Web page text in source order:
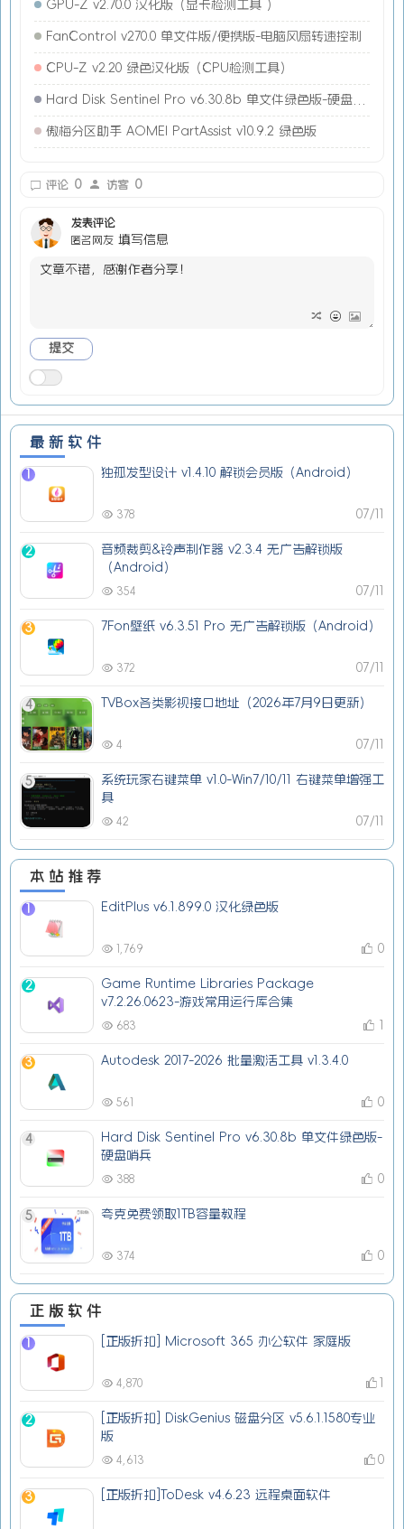
GPU-Z v2.70.0 汉化版（显卡检测工具 ）
FanControl v270.0 单文件版/便携版-电脑风扇转速控制
CPU-Z v2.20 绿色汉化版（CPU检测工具）
Hard Disk Sentinel Pro v6.30.8b 单文件绿色版-硬盘哨兵
傲梅分区助手 AOMEI PartAssist v10.9.2 绿色版
评论 0 访客 0
发表评论
匿名网友 填写信息
最新软件
1 独孤发型设计 v1.4.10 解锁会员版（Android）
07/11
378
2
音频裁剪&铃声制作器 v2.3.4 无广告解锁版
（Android）
07/11
354
3 7Fon壁纸 v6.3.51 Pro 无广告解锁版（Android）
07/11
372
4 TVBox各类影视接口地址（2026年7月9日更新）
07/11
4
5
系统玩家右键菜单 v1.0-Win7/10/11 右键菜单增强工
具
07/11
42
本站推荐
1 EditPlus v6.1.899.0 汉化绿色版
1,769 0
2
Game Runtime Libraries Package
v7.2.26.0623-游戏常用运行库合集
683 1
3 Autodesk 2017-2026 批量激活工具 v1.3.4.0
561 0
4
Hard Disk Sentinel Pro v6.30.8b 单文件绿色版-
硬盘哨兵
388 0
5 夸克免费领取1TB容量教程
374 0
正版软件
1 [正版折扣] Microsoft 365 办公软件 家庭版
4,870 1
2
[正版折扣] DiskGenius 磁盘分区 v5.6.1.1580专业
版
4,613 0
3 [正版折扣]ToDesk v4.6.23 远程桌面软件